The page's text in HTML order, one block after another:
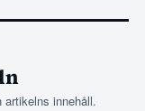
artikelns innehåll.